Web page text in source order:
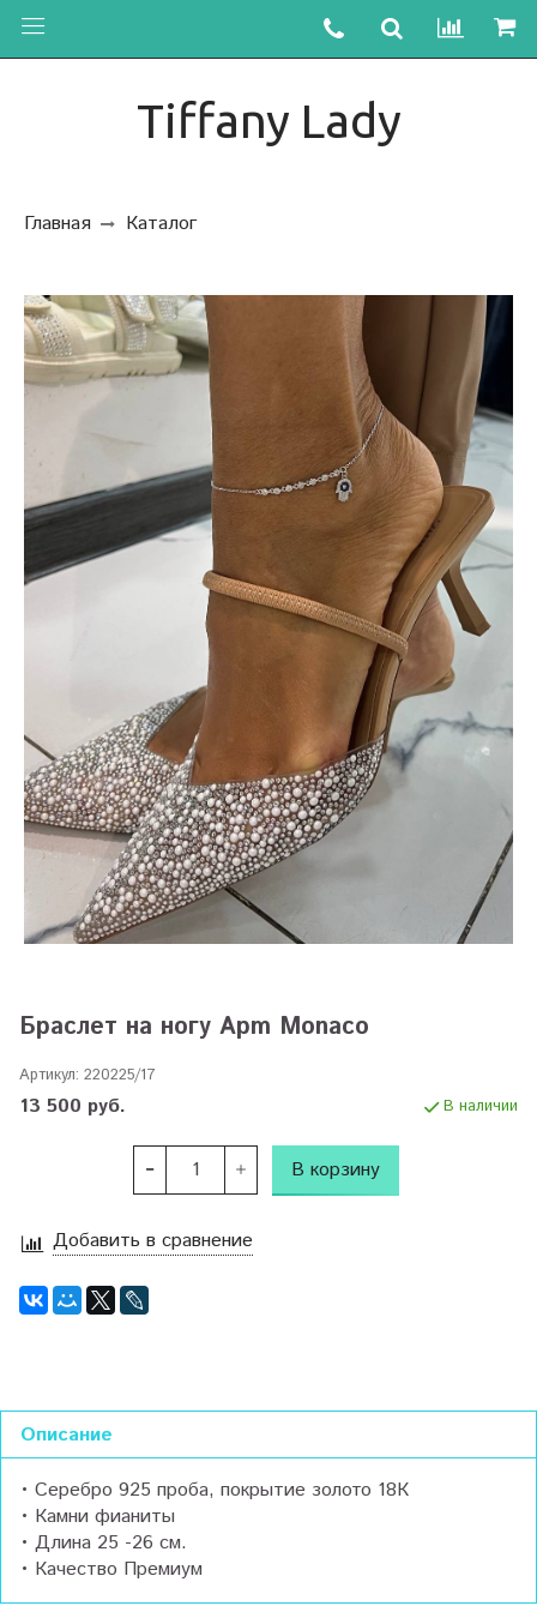
Tiffany Lady
Главная Каталог
Браслет на ногу Apm Monaco
Артикул: 220225/17
13 500 руб. В наличии
В корзину
Добавить в сравнение
Описание
• Серебро 925 проба, покрытие золото 18К
• Камни фианиты
• Длина 25 -26 см.
• Качество Премиум